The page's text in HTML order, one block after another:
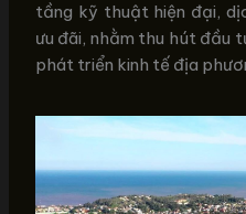
tầng kỹ thuật hiện đại,
ưu đãi, nhằm thu hút đầu
phát triển kinh tế địa